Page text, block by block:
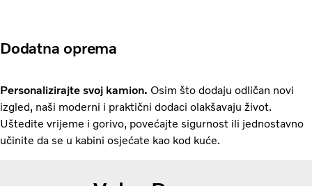
Dodatna oprema
Personalizirajte svoj kamion. Osim što dodaju odličan novi
izgled, naši moderni i praktični dodaci olakšavaju život.
Uštedite vrijeme i gorivo, povećajte sigurnost ili jednostavno
učinite da se u kabini osjećate kao kod kuće.